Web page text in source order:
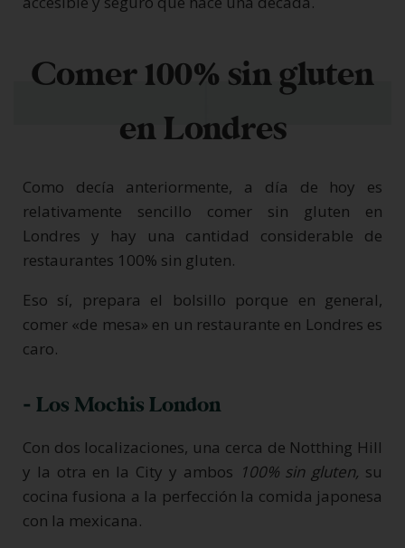
Comer 100% sin gluten
en Londres
Como decía anteriormente, a día de hoy es
relativamente sencillo comer sin gluten en
Londres y hay una cantidad considerable de
restaurantes 100% sin gluten.
Eso sí, prepara el bolsillo porque en general,
comer «de mesa» en un restaurante en Londres es
caro.
- Los Mochis London
Con dos localizaciones, una cerca de Notthing Hill
y la otra en la City y ambos 100% sin gluten, su
cocina fusiona a la perfección la comida japonesa
con la mexicana.